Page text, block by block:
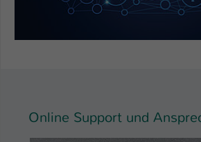
Online Support und